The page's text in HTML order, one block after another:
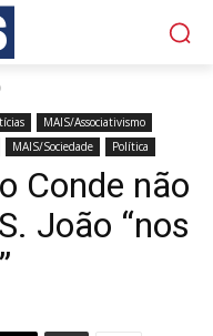
MAIS/Associativismo
MAIS/Sociedade Política
Conde não
João “nos